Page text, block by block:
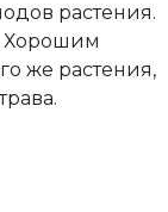
растения.
Хорошим
же растения,